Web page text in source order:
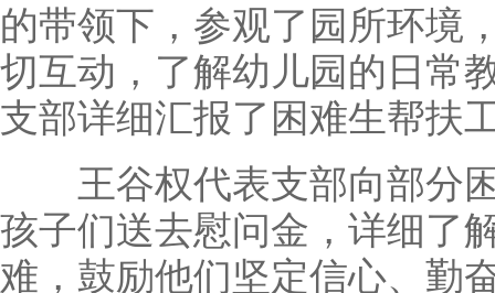
的带领下，参观了园所环境
切互动，了解幼儿园的日常
支部详细汇报了困难生帮扶
王谷权代表支部向部分困
孩子们送去慰问金，详细了
难，鼓励他们坚定信心、勤